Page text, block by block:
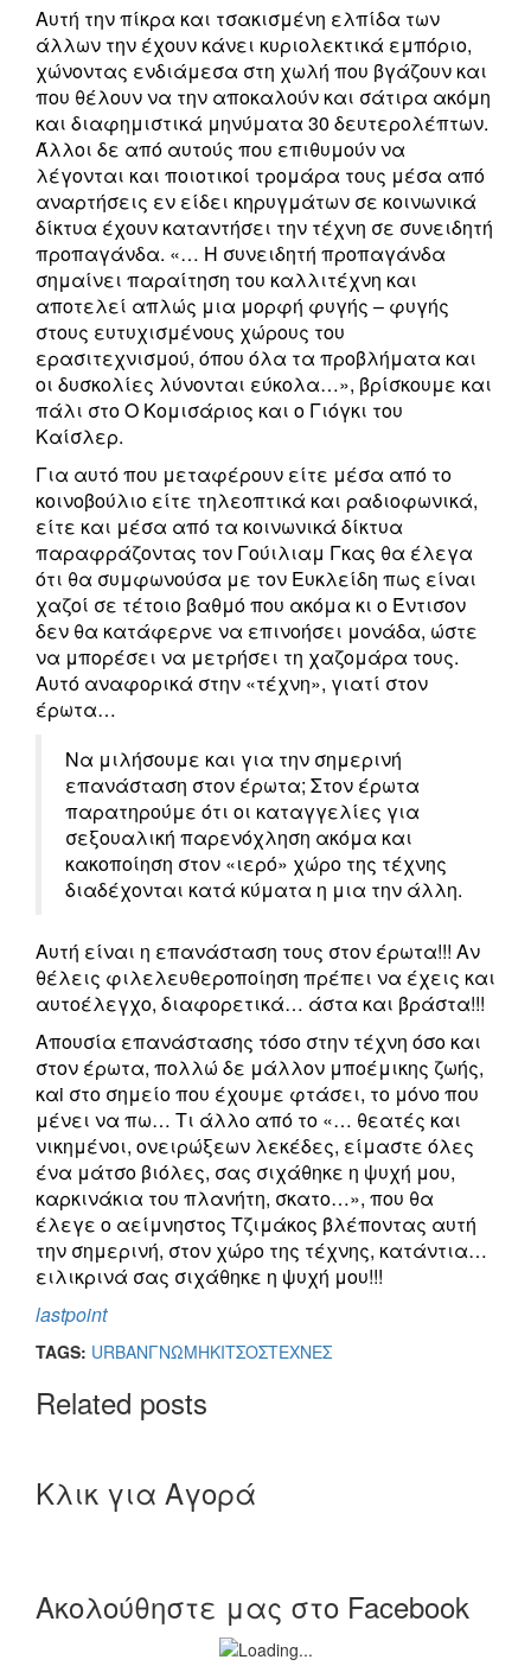
Αυτή την πίκρα και τσακισμένη ελπίδα των
άλλων την έχουν κάνει κυριολεκτικά εμπόριο,
χώνοντας ενδιάμεσα στη χωλή που βγάζουν και
που θέλουν να την αποκαλούν και σάτιρα ακόμη
και διαφημιστικά μηνύματα 30 δευτερολέπτων.
Άλλοι δε από αυτούς που επιθυμούν να
λέγονται και ποιοτικοί τρομάρα τους μέσα από
αναρτήσεις εν είδει κηρυγμάτων σε κοινωνικά
δίκτυα έχουν καταντήσει την τέχνη σε συνειδητή
προπαγάνδα. «… Η συνειδητή προπαγάνδα
σημαίνει παραίτηση του καλλιτέχνη και
αποτελεί απλώς μια μορφή φυγής – φυγής
στους ευτυχισμένους χώρους του
ερασιτεχνισμού, όπου όλα τα προβλήματα και
οι δυσκολίες λύνονται εύκολα…», βρίσκουμε και
πάλι στο Ο Κομισάριος και ο Γιόγκι του
Καίσλερ.
Για αυτό που μεταφέρουν είτε μέσα από το
κοινοβούλιο είτε τηλεοπτικά και ραδιοφωνικά,
είτε και μέσα από τα κοινωνικά δίκτυα
παραφράζοντας τον Γούιλιαμ Γκας θα έλεγα
ότι θα συμφωνούσα με τον Ευκλείδη πως είναι
χαζοί σε τέτοιο βαθμό που ακόμα κι ο Έντισον
δεν θα κατάφερνε να επινοήσει μονάδα, ώστε
να μπορέσει να μετρήσει τη χαζομάρα τους.
Αυτό αναφορικά στην «τέχνη», γιατί στον
έρωτα…
Να μιλήσουμε και για την σημερινή
επανάσταση στον έρωτα; Στον έρωτα
παρατηρούμε ότι οι καταγγελίες για
σεξουαλική παρενόχληση ακόμα και
κακοποίηση στον «ιερό» χώρο της τέχνης
διαδέχονται κατά κύματα η μια την άλλη.
Αυτή είναι η επανάσταση τους στον έρωτα!!! Αν
θέλεις φιλελευθεροποίηση πρέπει να έχεις και
αυτοέλεγχο, διαφορετικά… άστα και βράστα!!!
Απουσία επανάστασης τόσο στην τέχνη όσο και
στον έρωτα, πολλώ δε μάλλον μποέμικης ζωής,
καi στο σημείο που έχουμε φτάσει, το μόνο που
μένει να πω… Τι άλλο από το «… θεατές και
νικημένοι, ονειρώξεων λεκέδες, είμαστε όλες
ένα μάτσο βιόλες, σας σιχάθηκε η ψυχή μου,
καρκινάκια του πλανήτη, σκατο…», που θα
έλεγε ο αείμνηστος Τζιμάκος βλέποντας αυτή
την σημερινή, στον χώρο της τέχνης, κατάντια…
ειλικρινά σας σιχάθηκε η ψυχή μου!!!
lastpoint
TAGS: URBANΓΝΩΜΗΚΙΤΣΟΣΤΕΧΝΕΣ
Related posts
Κλικ για Αγορά
Ακολούθηστε μας στο Facebook